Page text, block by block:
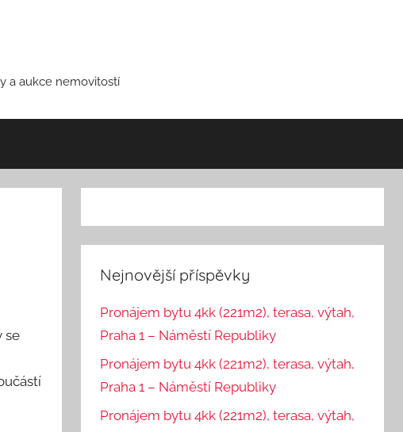
a aukce nemovitostí
se
Nejnovější příspěvky
Pronájem bytu 4kk (221m2), terasa, výtah,
Praha 1 – Náměstí Republiky
Pronájem bytu 4kk (221m2), terasa, výtah,
Praha 1 – Náměstí Republiky
Pronájem bytu 4kk (221m2), terasa, výtah,